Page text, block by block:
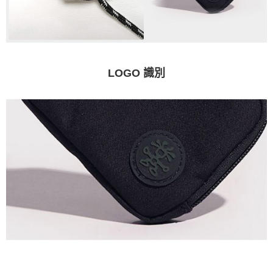
LOGO 識別